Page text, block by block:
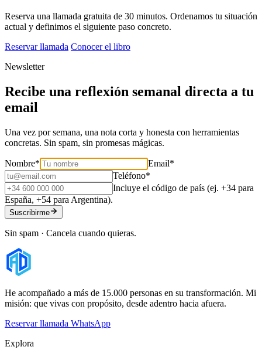
Reserva una llamada gratuita de 30 minutos. Ordenamos tu situación
actual y definimos el siguiente paso concreto.
Reservar llamada Conocer el libro
Newsletter
Recibe una reflexión semanal directa a tu
email
Una vez por semana, una nota corta y honesta con herramientas
concretas. Sin spam, sin promesas mágicas.
Nombre* Email*
Teléfono*
Incluye el código de país (ej. +34 para
España, +54 para Argentina).
Suscribirme
Sin spam · Cancela cuando quieras.
He acompañado a más de 15.000 personas en su transformación. Mi
misión: que vivas con propósito, desde adentro hacia afuera.
Reservar llamada WhatsApp
Explora